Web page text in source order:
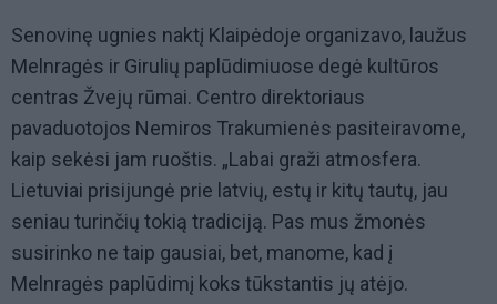
Senovinę ugnies naktį Klaipėdoje organizavo, laužus
Melnragės ir Girulių paplūdimiuose degė kultūros
centras Žvejų rūmai. Centro direktoriaus
pavaduotojos Nemiros Trakumienės pasiteiravome,
kaip sekėsi jam ruoštis. „Labai graži atmosfera.
Lietuviai prisijungė prie latvių, estų ir kitų tautų, jau
seniau turinčių tokią tradiciją. Pas mus žmonės
susirinko ne taip gausiai, bet, manome, kad į
Melnragės paplūdimį koks tūkstantis jų atėjo.